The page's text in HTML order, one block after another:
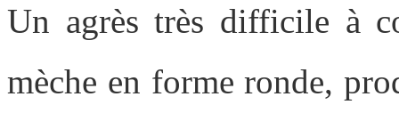
Un agrès très difficile à
mèche en forme ronde,